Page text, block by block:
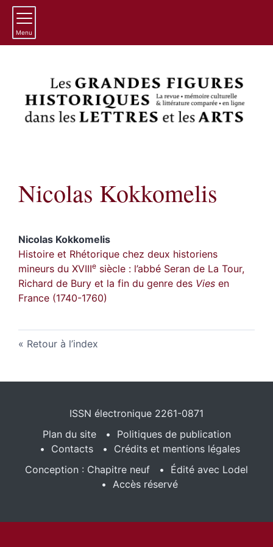
Menu
Nicolas Kokkomelis
Nicolas Kokkomelis
Histoire et Rhétorique chez deux historiens
mineurs du XVIIIe siècle : l’abbé Seran de La Tour,
Richard de Bury et la fin du genre des Vies en
France (1740-1760)
Retour à l’index
ISSN électronique 2261-0871
Plan du site
Politiques de publication
Contacts
Crédits et mentions légales
Conception : Chapitre neuf
Édité avec Lodel
Accès réservé